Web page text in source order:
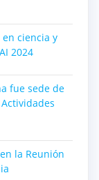
en ciencia y
2024
fue sede de
la Reunión